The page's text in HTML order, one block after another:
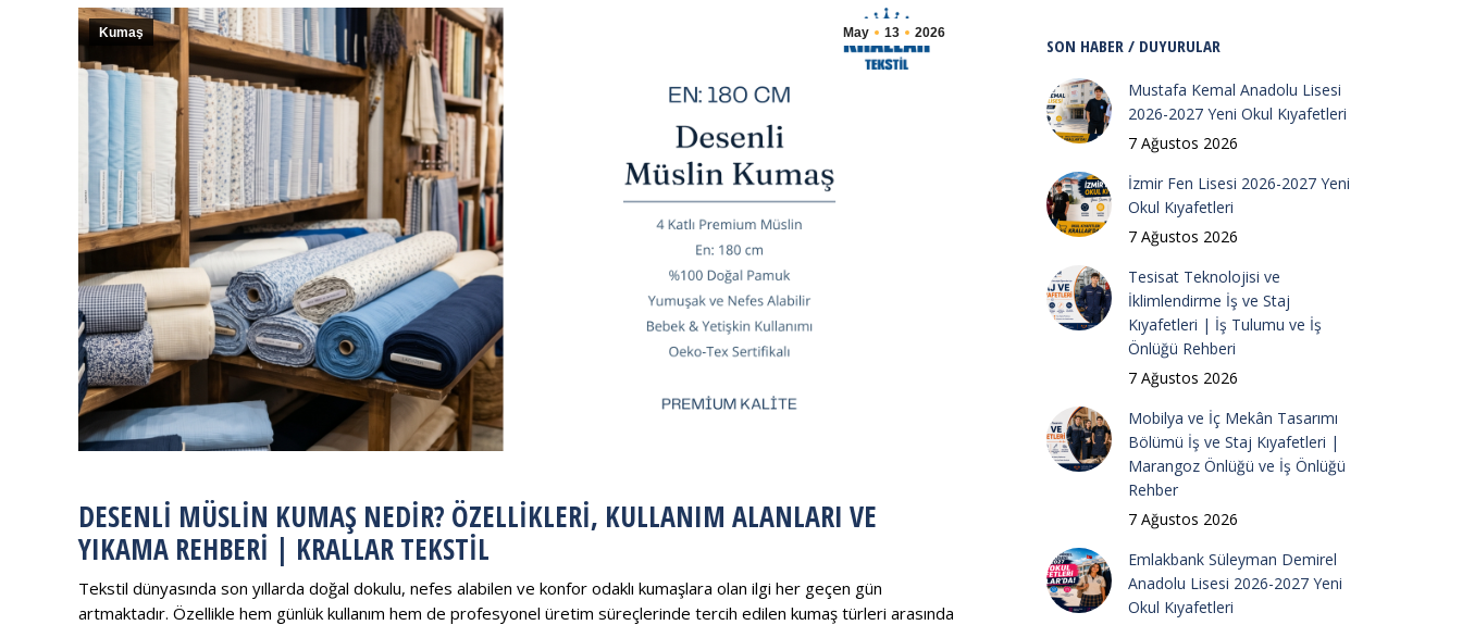
May 13 2026
Kumaş
DESENLI MÜSLIN KUMAŞ NEDIR? ÖZELLIKLERI, KULLANIM ALANLARI VE
YIKAMA REHBERI | KRALLAR TEKSTIL
Tekstil dünyasında son yıllarda doğal dokulu, nefes alabilen ve konfor odaklı kumaşlara olan ilgi her geçen gün
artmaktadır. Özellikle hem günlük kullanım hem de profesyonel üretim süreçlerinde tercih edilen kumaş türleri arasında
SON HABER / DUYURULAR
Mustafa Kemal Anadolu Lisesi
2026-2027 Yeni Okul Kıyafetleri
7 Ağustos 2026
İzmir Fen Lisesi 2026-2027 Yeni
Okul Kıyafetleri
7 Ağustos 2026
Tesisat Teknolojisi ve
İklimlendirme İş ve Staj
Kıyafetleri | İş Tulumu ve İş
Önlüğü Rehberi
7 Ağustos 2026
Mobilya ve İç Mekân Tasarımı
Bölümü İş ve Staj Kıyafetleri |
Marangoz Önlüğü ve İş Önlüğü
Rehber
7 Ağustos 2026
Emlakbank Süleyman Demirel
Anadolu Lisesi 2026-2027 Yeni
Okul Kıyafetleri